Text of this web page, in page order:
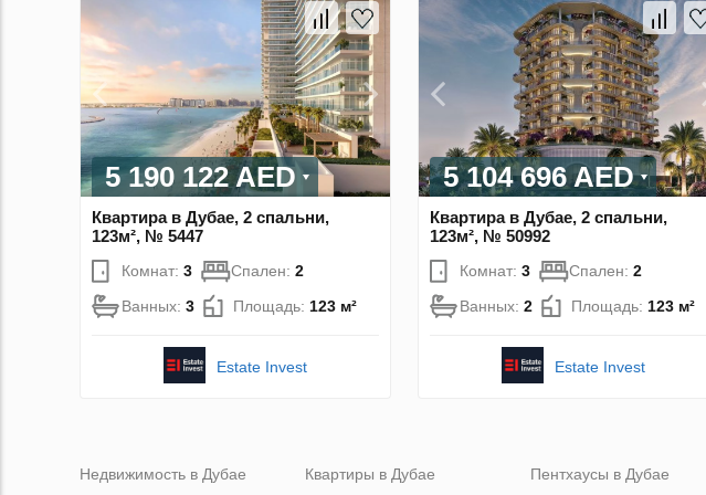
5 190 122 AED
Квартира в Дубае, 2 спальни,
123м², № 5447
Комнат: 3 Спален: 2
Ванных: 3 Площадь: 123 м²
Estate Invest
5 104 696 AED
Квартира в Дубае, 2 спальни,
123м², № 50992
Комнат: 3 Спален: 2
Ванных: 2 Площадь: 123 м²
Estate Invest
Недвижимость в Дубае
Квартиры в Дубае
Пентхаусы в Дубае